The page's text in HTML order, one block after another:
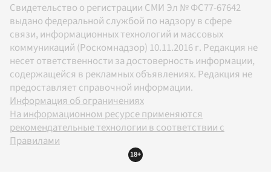
Свидетельство о регистрации СМИ Эл № ФС77-67642
выдано федеральной службой по надзору в сфере
связи, информационных технологий и массовых
коммуникаций (Роскомнадзор) 10.11.2016 г. Редакция не
несет ответственности за достоверность информации,
содержащейся в рекламных объявлениях. Редакция не
предоставляет справочной информации.
Информация об ограничениях
На информационном ресурсе применяются
рекомендательные технологии в соответствии с
Правилами
18+